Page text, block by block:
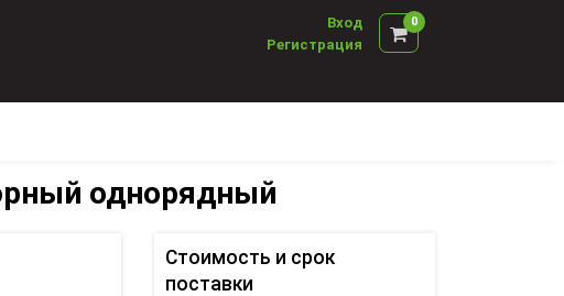
Вход
Регистрация
0
однорядный
Стоимость и срок
поставки